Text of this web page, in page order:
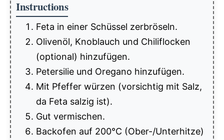
Instructions
Feta in einer Schüssel zerbröseln.
Olivenöl, Knoblauch und Chiliflocken
(optional) hinzufügen.
Petersilie und Oregano hinzufügen.
Mit Pfeffer würzen (vorsichtig mit Salz,
da Feta salzig ist).
Gut vermischen.
Backofen auf 200°C (Ober-/Unterhitze)